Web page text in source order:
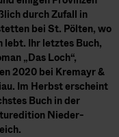
durch Zufall in
bei St. Pölten, wo
lebt. Ihr letztes Buch,
„Das Loch“,
2020 bei Kremayr &
Im Herbst erscheint
Buch in der
Nieder­